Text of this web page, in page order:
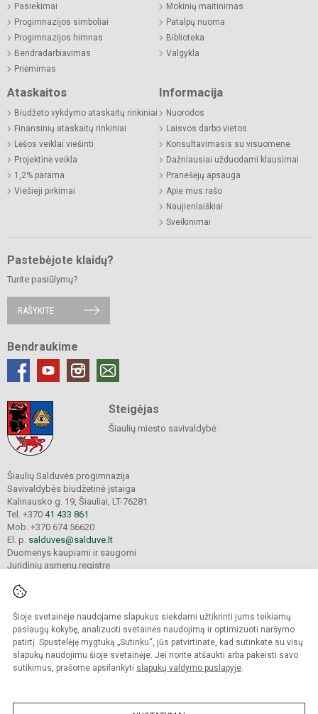
Šioje svetainėje naudojame slapukus siekdami užtikrinti jums teikiamų
paslaugų kokybę, analizuoti svetainės naudojimą ir optimizuoti naršymo
patirtį. Spustelėję mygtuką „Sutinku“, jūs patvirtinate, kad sutinkate su visų
slapukų naudojimu šioje svetainėje. Jei norite atšaukti arba pakeisti savo
sutikimus, prašome apsilankyti slapukų valdymo puslapyje.
Pasiekimai
Progimnazijos simboliai
Progimnazijos himnas
Bendradarbiavimas
Priėmimas
Mokinių maitinimas
Patalpų nuoma
Biblioteka
Valgykla
Ataskaitos
Biudžeto vykdymo ataskaitų rinkiniai
Finansinių ataskaitų rinkiniai
Lėšos veiklai viešinti
Projektinė veikla
1,2% parama
Viešieji pirkimai
Informacija
Nuorodos
Laisvos darbo vietos
Konsultavimasis su visuomene
Dažniausiai užduodami klausimai
Pranešėjų apsauga
Apie mus rašo
Naujienlaiškiai
Sveikinimai
Pastebėjote klaidų?
Turite pasiūlymų?
RAŠYKITE
Bendraukime
Steigėjas
Šiaulių miesto savivaldybė
Šiaulių Salduvės progimnazija
Savivaldybės biudžetinė įstaiga
Kalinausko g. 19, Šiauliai, LT-76281
Tel. +370 41 433 861
Mob. +370 674 56620
El. p. salduves@salduve.lt
Duomenys kaupiami ir saugomi
Juridinių asmenų registre
© 2026. Šiaulių Salduvės progimnazija. Visos teisės saugomos.
Kopijuoti turinį be raštiško įstaigos administracijos sutikimo griežtai draudžiama.